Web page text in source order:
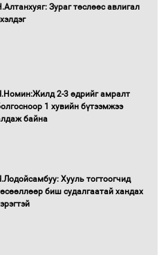
Зураг төслөөс авлигал
2-3 өдрийг амралт
1 хувийн бүтээмжээ
байна
Хууль тогтоогчид
биш судалгаатай хандах